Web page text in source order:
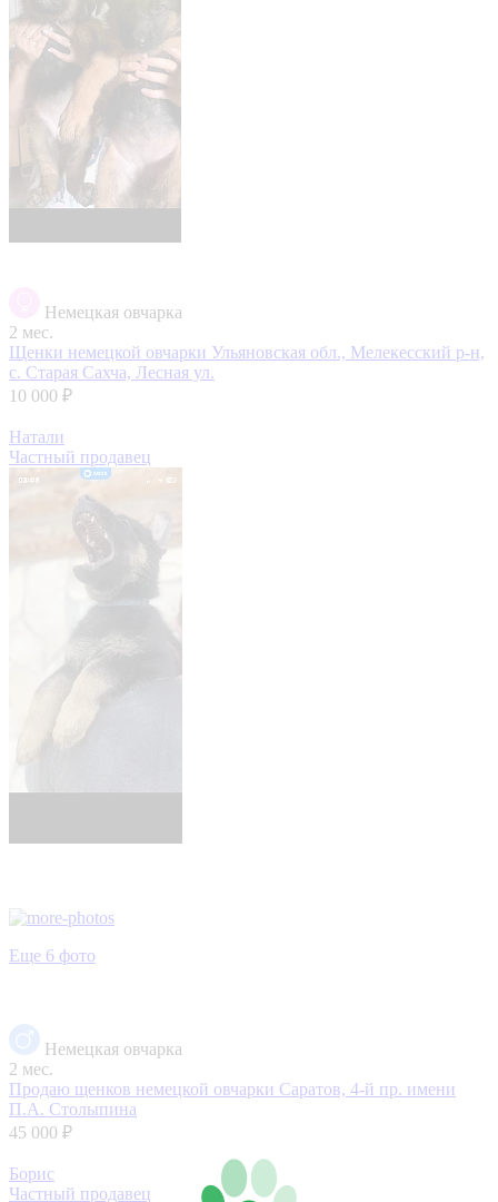
Немецкая овчарка
2 мес.
Щенки немецкой овчарки Ульяновская обл., Мелекесский р-н,
с. Старая Сахча, Лесная ул.
10 000 ₽
Натали
Частный продавец
Еще 6 фото
Немецкая овчарка
2 мес.
Продаю щенков немецкой овчарки Саратов, 4-й пр. имени
П.А. Столыпина
45 000 ₽
Борис
Частный продавец